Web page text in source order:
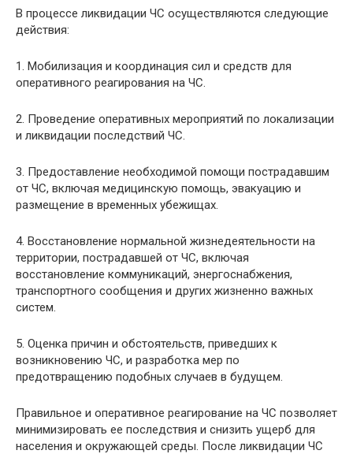
В процессе ликвидации ЧС осуществляются следующие
действия:
1. Мобилизация и координация сил и средств для
оперативного реагирования на ЧС.
2. Проведение оперативных мероприятий по локализации
и ликвидации последствий ЧС.
3. Предоставление необходимой помощи пострадавшим
от ЧС, включая медицинскую помощь, эвакуацию и
размещение в временных убежищах.
4. Восстановление нормальной жизнедеятельности на
территории, пострадавшей от ЧС, включая
восстановление коммуникаций, энергоснабжения,
транспортного сообщения и других жизненно важных
систем.
5. Оценка причин и обстоятельств, приведших к
возникновению ЧС, и разработка мер по
предотвращению подобных случаев в будущем.
Правильное и оперативное реагирование на ЧС позволяет
минимизировать ее последствия и снизить ущерб для
населения и окружающей среды. После ликвидации ЧС